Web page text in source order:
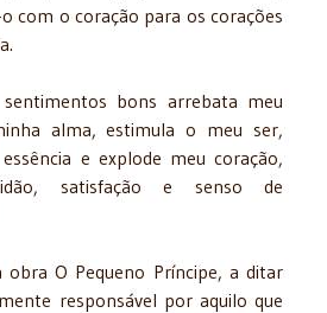
com o coração para os corações
bons arrebata meu
alma, estimula o meu ser,
e explode meu coração,
satisfação e senso de
obra O Pequeno Príncipe, a ditar
responsável por aquilo que